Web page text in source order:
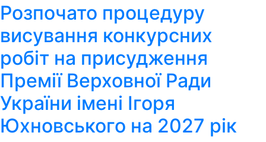
Розпочато процедуру
висування конкурсних
робіт на присудження
Премії Верховної Ради
України імені Ігоря
Юхновського на 2027 рік